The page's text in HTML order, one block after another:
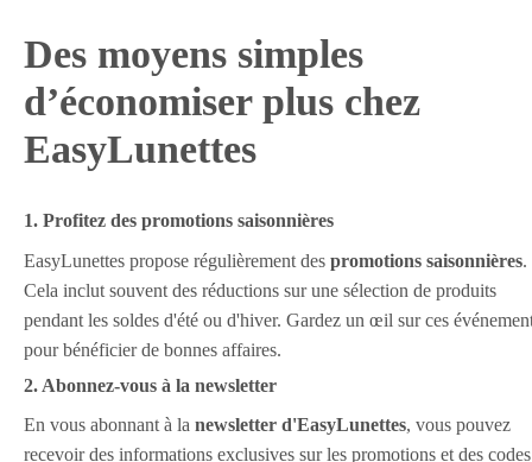
Des moyens simples
d’économiser plus chez
EasyLunettes
1. Profitez des promotions saisonnières
EasyLunettes propose régulièrement des promotions saisonnières.
Cela inclut souvent des réductions sur une sélection de produits
pendant les soldes d'été ou d'hiver. Gardez un œil sur ces
pour bénéficier de bonnes affaires.
2. Abonnez-vous à la newsletter
En vous abonnant à la newsletter d'EasyLunettes, vous pouvez
recevoir des informations exclusives sur les promotions et des